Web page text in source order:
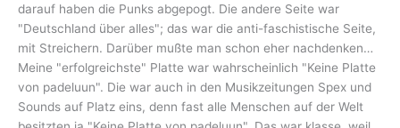
darauf haben die Punks abgepogt. Die andere Seite war
"Deutschland über alles"; das war die anti-faschistische Seite,
mit Streichern. Darüber mußte man schon eher nachdenken…
Meine "erfolgreichste" Platte war wahrscheinlich "Keine Platte
von padeluun". Die war auch in den Musikzeitungen Spex und
Sounds auf Platz eins, denn fast alle Menschen auf der Welt